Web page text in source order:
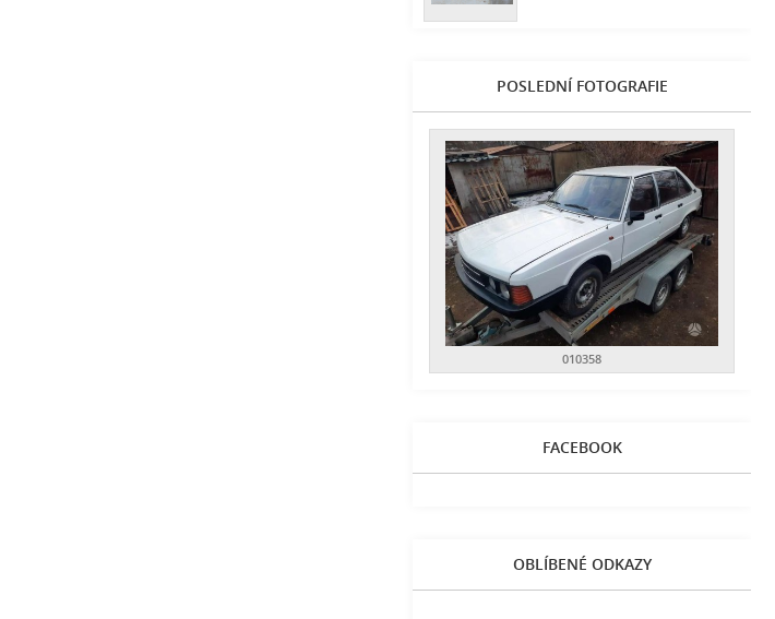
POSLEDNÍ FOTOGRAFIE
010358
FACEBOOK
OBLÍBENÉ ODKAZY